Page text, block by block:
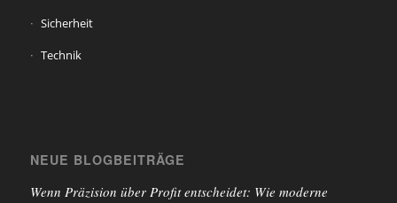
Sicherheit
Technik
NEUE BLOGBEITRÄGE
Wenn Präzision über Profit entscheidet: Wie moderne